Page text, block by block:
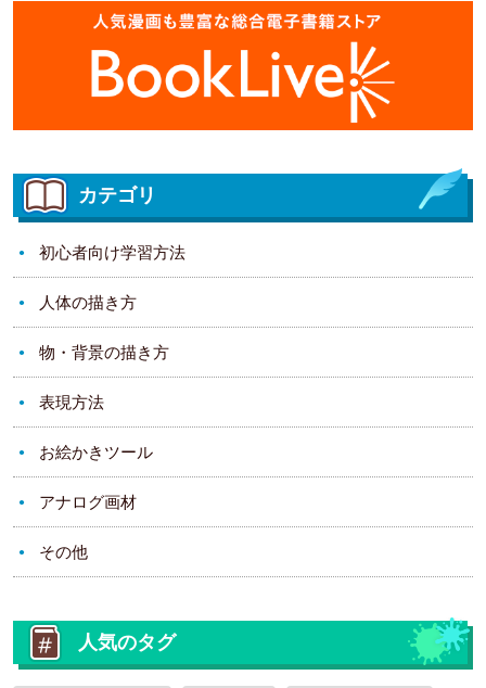
カテゴリ
初心者向け学習方法
人体の描き方
物・背景の描き方
表現方法
お絵かきツール
アナログ画材
その他
人気のタグ